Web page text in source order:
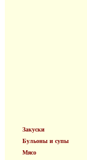
Закуски
Бульоны и супы
Мясо